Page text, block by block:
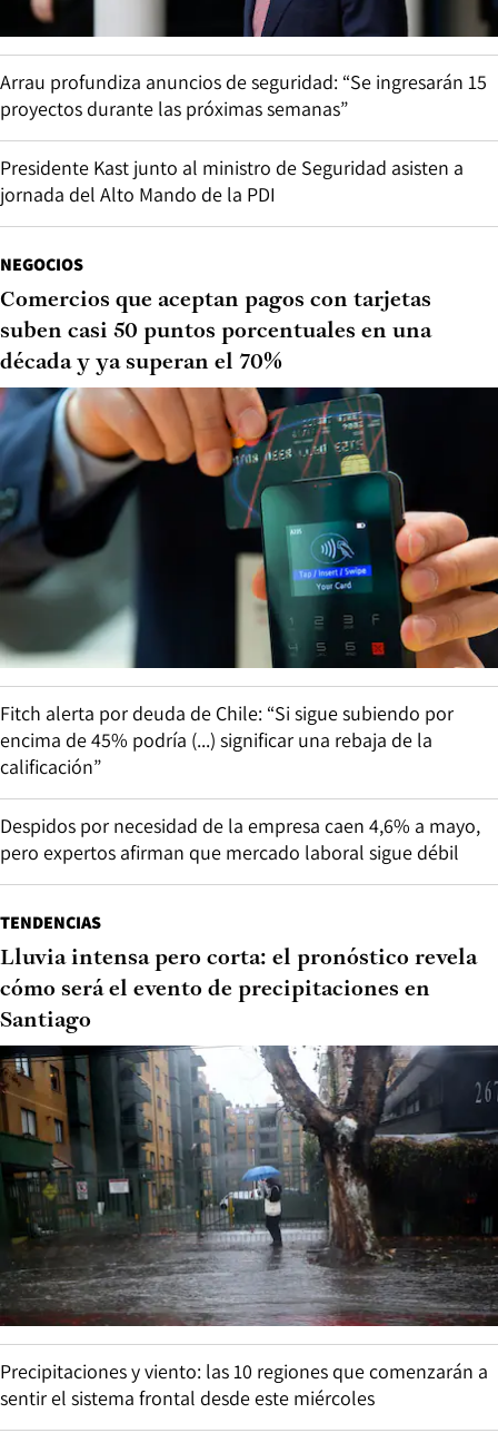
Arrau profundiza anuncios de seguridad: “Se ingresarán 15
proyectos durante las próximas semanas”
Presidente Kast junto al ministro de Seguridad asisten a
jornada del Alto Mando de la PDI
NEGOCIOS
Comercios que aceptan pagos con tarjetas
suben casi 50 puntos porcentuales en una
década y ya superan el 70%
Fitch alerta por deuda de Chile: “Si sigue subiendo por
encima de 45% podría (...) significar una rebaja de la
calificación”
Despidos por necesidad de la empresa caen 4,6% a mayo,
pero expertos afirman que mercado laboral sigue débil
TENDENCIAS
Lluvia intensa pero corta: el pronóstico revela
cómo será el evento de precipitaciones en
Santiago
Precipitaciones y viento: las 10 regiones que comenzarán a
sentir el sistema frontal desde este miércoles